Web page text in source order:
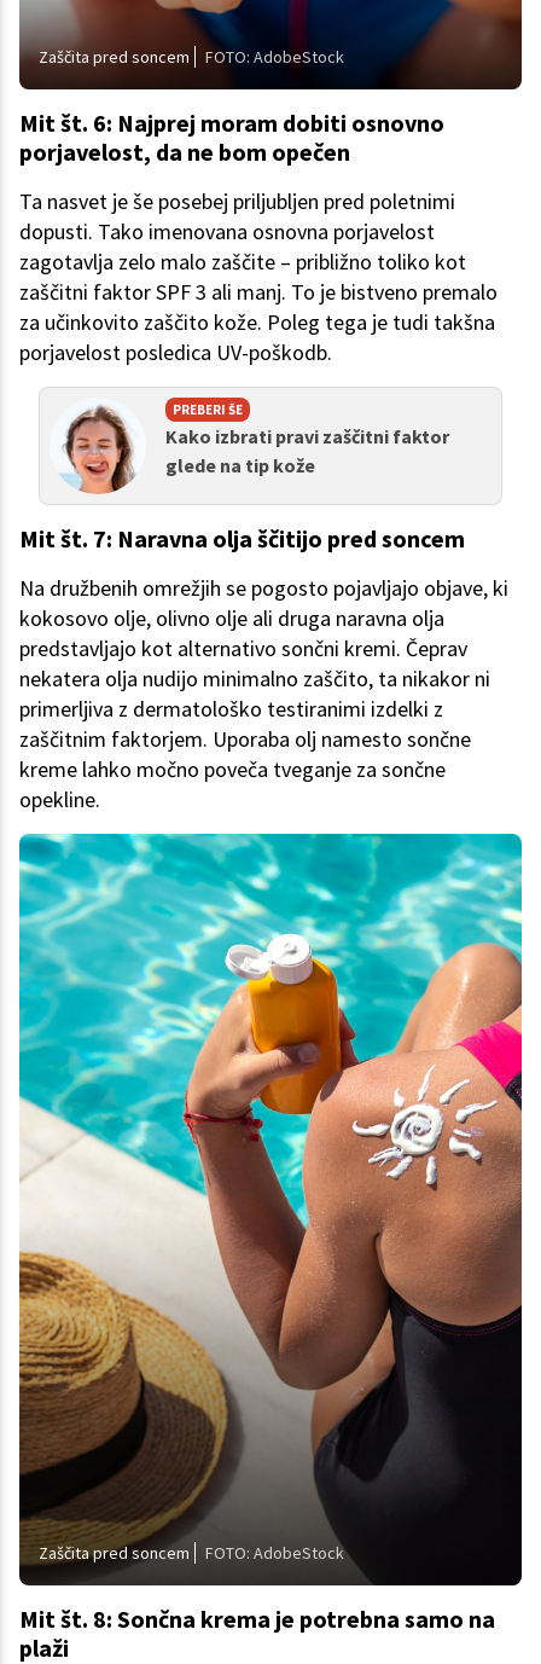
Zaščita pred soncem FOTO: AdobeStock
Mit št. 6: Najprej moram dobiti osnovno
porjavelost, da ne bom opečen
Ta nasvet je še posebej priljubljen pred poletnimi
dopusti. Tako imenovana osnovna porjavelost
zagotavlja zelo malo zaščite – približno toliko kot
zaščitni faktor SPF 3 ali manj. To je bistveno premalo
za učinkovito zaščito kože. Poleg tega je tudi takšna
porjavelost posledica UV-poškodb.
PREBERI ŠE
Kako izbrati pravi zaščitni faktor
glede na tip kože
Mit št. 7: Naravna olja ščitijo pred soncem
Na družbenih omrežjih se pogosto pojavljajo objave, ki
kokosovo olje, olivno olje ali druga naravna olja
predstavljajo kot alternativo sončni kremi. Čeprav
nekatera olja nudijo minimalno zaščito, ta nikakor ni
primerljiva z dermatološko testiranimi izdelki z
zaščitnim faktorjem. Uporaba olj namesto sončne
kreme lahko močno poveča tveganje za sončne
opekline.
Zaščita pred soncem FOTO: AdobeStock
Mit št. 8: Sončna krema je potrebna samo na
plaži